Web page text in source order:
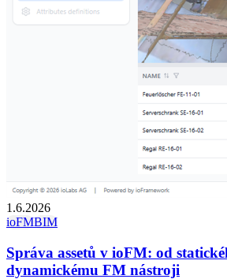
1.6.2026
ioFMBIM
Správa assetů v ioFM: od
dynamickému FM nástroji